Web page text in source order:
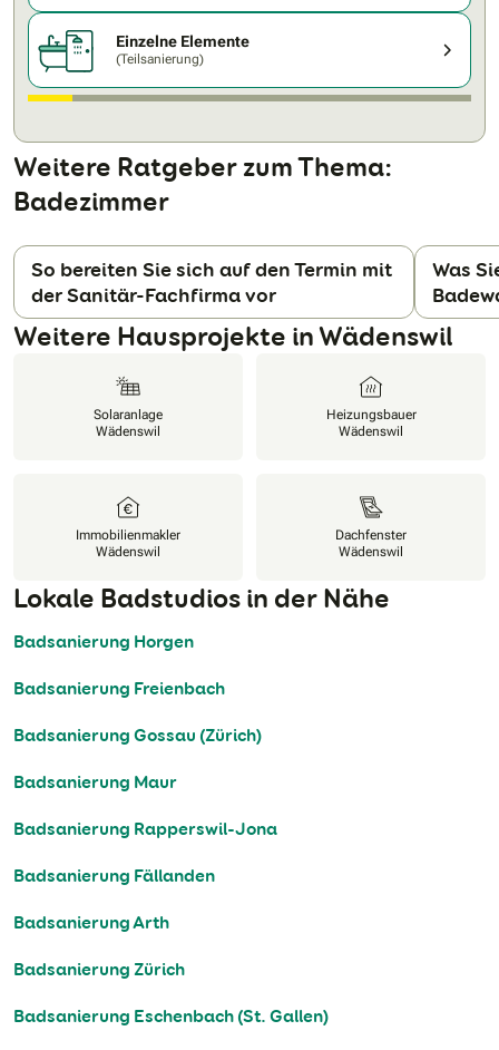
Einzelne Elemente
(Teilsanierung)
Weitere Ratgeber zum Thema:
Badezimmer
So bereiten Sie sich auf den Termin mit
der Sanitär-Fachfirma vor
Was
Weitere Hausprojekte in Wädenswil
Solaranlage
Wädenswil
Heizungsbauer
Wädenswil
Immobilienmakler
Wädenswil
Dachfenster
Wädenswil
Lokale Badstudios in der Nähe
Badsanierung Horgen
Badsanierung Freienbach
Badsanierung Gossau (Zürich)
Badsanierung Maur
Badsanierung Rapperswil-Jona
Badsanierung Fällanden
Badsanierung Arth
Badsanierung Zürich
Badsanierung Eschenbach (St. Gallen)